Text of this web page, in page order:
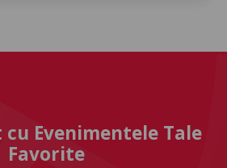
cu Evenimentele Tale
Favorite